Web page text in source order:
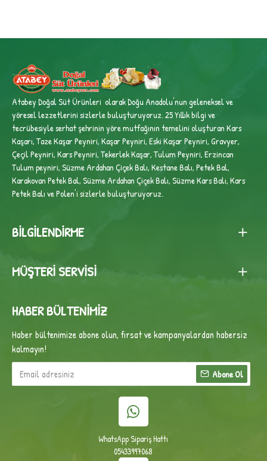
Atabey Doğal Süt Ürünleri olarak Doğu Anadolu'nun geleneksel ve
yöresel lezzetlerini sizlerle buluşturuyoruz. 25 Yıllık bilgi ve
tecrübesiyleserhat şehrinin yöre mutfağının temelini oluşturan Kars
Kaşarı, Taze Kaşar Peyniri, Kaşar Peyniri, Eski Kaşar Peyniri, Gravyer,
Çeçil Peyniri, Kars Peyniri, Tekerlek Kaşar, Tulum Peyniri, Erzincan
Tulum peyniri,Süzme Ardahan Çiçek Balı, Kestane Balı, Petek Bal,
Karakovan Petek Bal, Süzme Ardahan Çiçek Balı, Süzme Kars Balı, Kars
Petek Balı ve Polen'i sizlerle buluşturuyoruz.
BILGILENDIRME
MÜŞTERI SERVISI
HABER BÜLTENIMIZ
Haber bültenimize abone olun, fırsat ve kampanyalardan habersiz
kalmayın!
Abone Ol
WhatsApp Sipariş Hattı
05433997068